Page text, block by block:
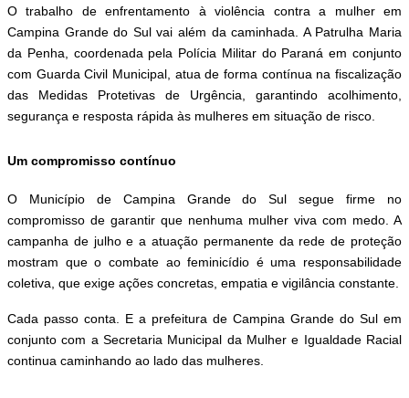
O trabalho de enfrentamento à violência contra a mulher em
Campina Grande do Sul vai além da caminhada. A Patrulha Maria
da Penha, coordenada pela Polícia Militar do Paraná em conjunto
com Guarda Civil Municipal, atua de forma contínua na fiscalização
das Medidas Protetivas de Urgência, garantindo acolhimento,
segurança e resposta rápida às mulheres em situação de risco.
Um compromisso contínuo
O Município de Campina Grande do Sul segue firme no
compromisso de garantir que nenhuma mulher viva com medo. A
campanha de julho e a atuação permanente da rede de proteção
mostram que o combate ao feminicídio é uma responsabilidade
coletiva, que exige ações concretas, empatia e vigilância constante.
Cada passo conta. E a prefeitura de Campina Grande do Sul em
conjunto com a Secretaria Municipal da Mulher e Igualdade Racial
continua caminhando ao lado das mulheres.